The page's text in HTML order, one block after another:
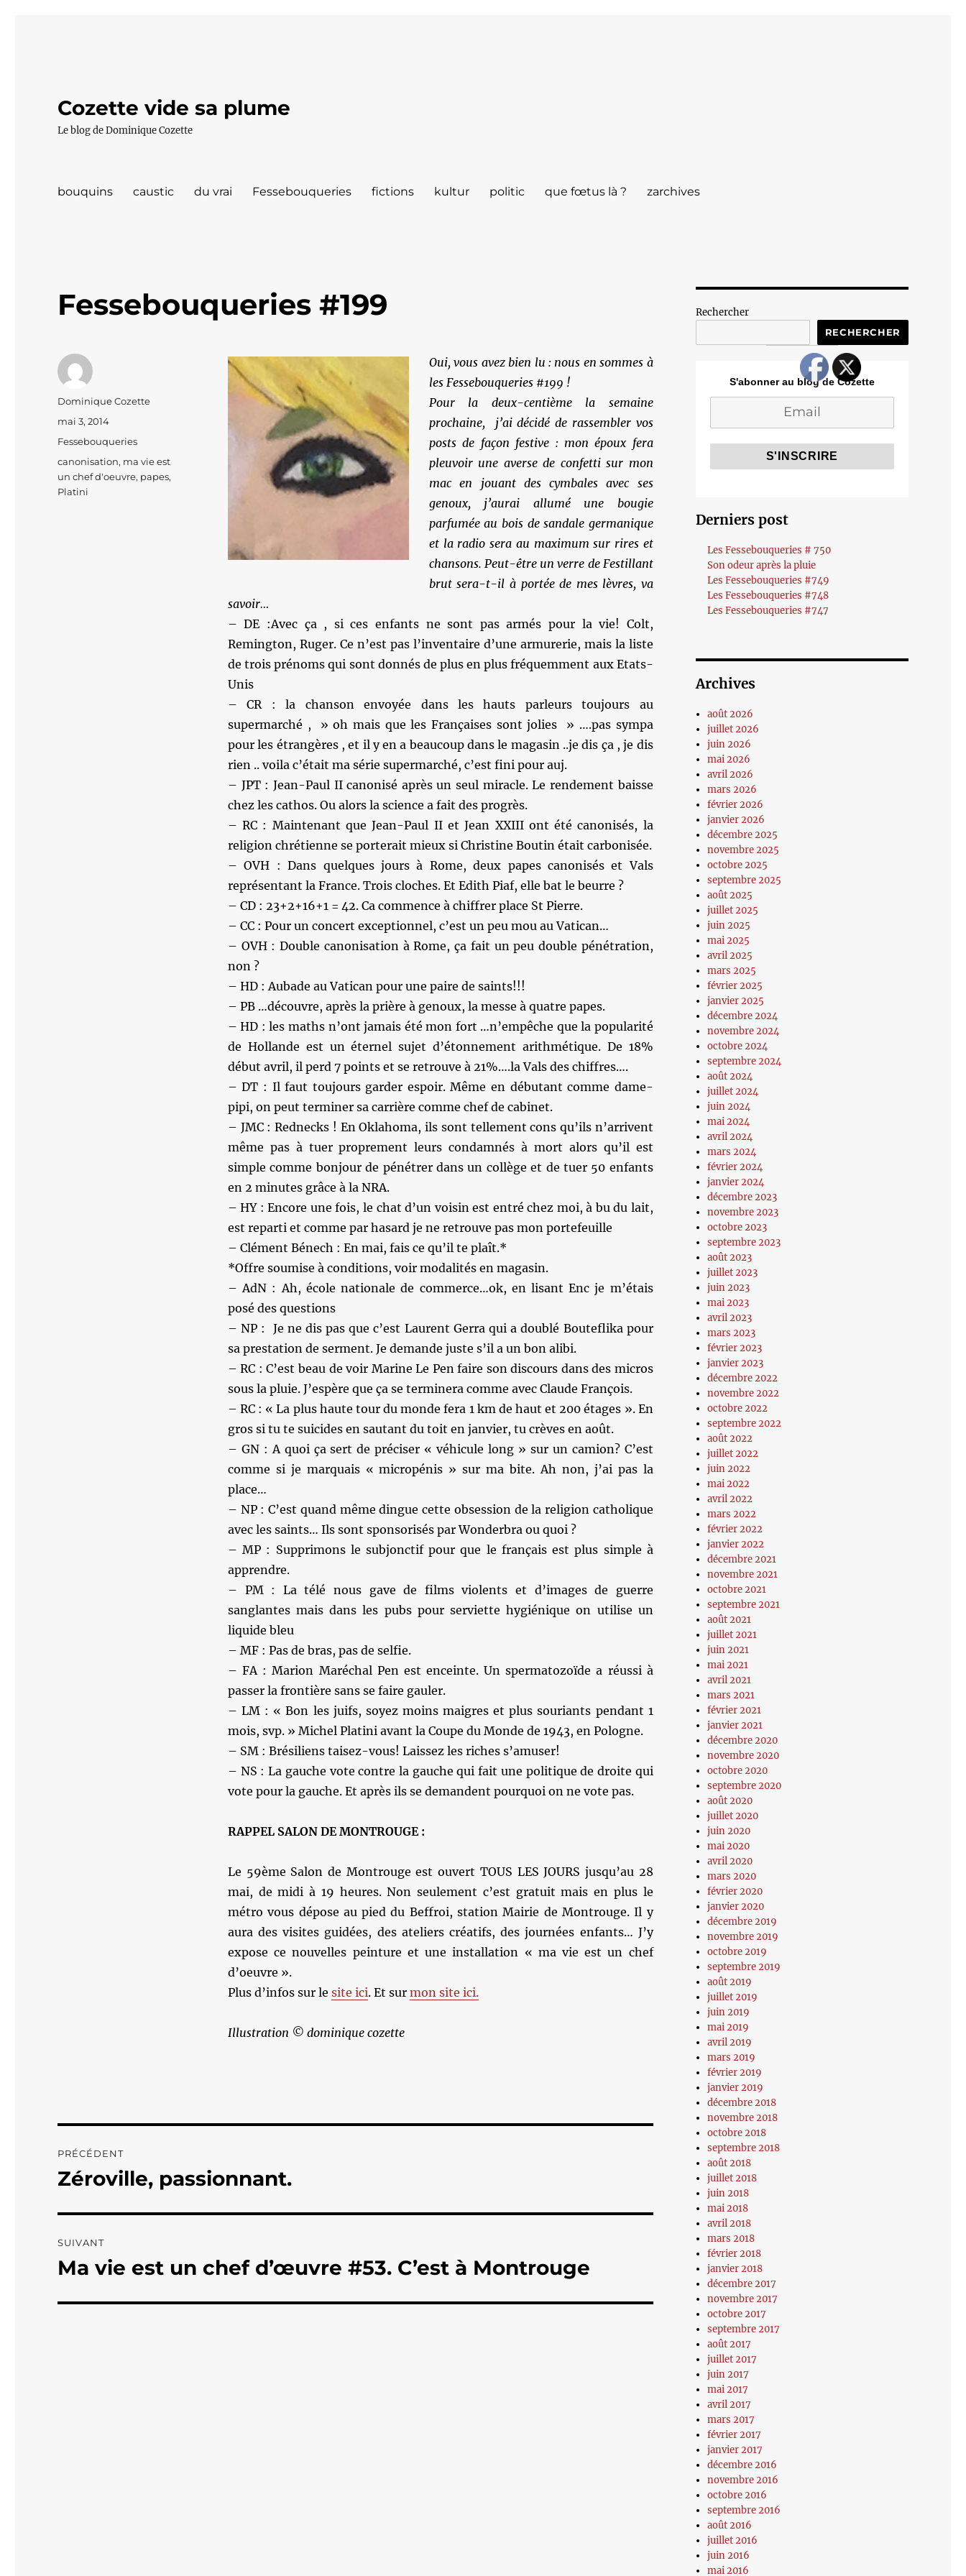
Cozette vide sa plume
Le blog de Dominique Cozette
bouquins caustic du vrai Fessebouqueries fictions kultur politic que fœtus là ? zarchives
Fessebouqueries #199
Oui, vous avez bien lu : nous en sommes à
les Fessebouqueries #199 !
Pour la deux-centième la semaine
prochaine, j’ai décidé de rassembler vos
posts de façon festive : mon époux fera
pleuvoir une averse de confetti sur mon
mac en jouant des cymbales avec ses
genoux, j’aurai allumé une bougie
parfumée au bois de sandale germanique
et la radio sera au maximum sur rires et
chansons. Peut-être un verre de Festillant
brut sera-t-il à portée de mes lèvres, va
savoir…
– DE :Avec ça , si ces enfants ne sont pas armés pour la vie! Colt,
Remington, Ruger. Ce n’est pas l’inventaire d’une armurerie, mais la liste
de trois prénoms qui sont donnés de plus en plus fréquemment aux Etats-
Unis
– CR : la chanson envoyée dans les hauts parleurs toujours au
supermarché , » oh mais que les Françaises sont jolies » ….pas sympa
pour les étrangères , et il y en a beaucoup dans le magasin ..je dis ça , je dis
rien .. voila c’était ma série supermarché, c’est fini pour auj.
– JPT : Jean-Paul II canonisé après un seul miracle. Le rendement baisse
chez les cathos. Ou alors la science a fait des progrès.
– RC : Maintenant que Jean-Paul II et Jean XXIII ont été canonisés, la
religion chrétienne se porterait mieux si Christine Boutin était carbonisée.
– OVH : Dans quelques jours à Rome, deux papes canonisés et Vals
représentant la France. Trois cloches. Et Edith Piaf, elle bat le beurre ?
– CD : 23+2+16+1 = 42. Ca commence à chiffrer place St Pierre.
– CC : Pour un concert exceptionnel, c’est un peu mou au Vatican…
– OVH : Double canonisation à Rome, ça fait un peu double pénétration,
non ?
– HD : Aubade au Vatican pour une paire de saints!!!
– PB …découvre, après la prière à genoux, la messe à quatre papes.
– HD : les maths n’ont jamais été mon fort …n’empêche que la popularité
de Hollande est un éternel sujet d’étonnement arithmétique. De 18%
début avril, il perd 7 points et se retrouve à 21%….la Vals des chiffres….
– DT : Il faut toujours garder espoir. Même en débutant comme dame-
pipi, on peut terminer sa carrière comme chef de cabinet.
– JMC : Rednecks ! En Oklahoma, ils sont tellement cons qu’ils n’arrivent
même pas à tuer proprement leurs condamnés à mort alors qu’il est
simple comme bonjour de pénétrer dans un collège et de tuer 50 enfants
en 2 minutes grâce à la NRA.
– HY : Encore une fois, le chat d’un voisin est entré chez moi, à bu du lait,
est reparti et comme par hasard je ne retrouve pas mon portefeuille
– Clément Bénech : En mai, fais ce qu’il te plaît.*
*Offre soumise à conditions, voir modalités en magasin.
– AdN : Ah, école nationale de commerce…ok, en lisant Enc je m’étais
posé des questions
– NP : Je ne dis pas que c’est Laurent Gerra qui a doublé Bouteflika pour
sa prestation de serment. Je demande juste s’il a un bon alibi.
– RC : C’est beau de voir Marine Le Pen faire son discours dans des micros
sous la pluie. J’espère que ça se terminera comme avec Claude François.
– RC : « La plus haute tour du monde fera 1 km de haut et 200 étages ». En
gros si tu te suicides en sautant du toit en janvier, tu crèves en août.
– GN : A quoi ça sert de préciser « véhicule long » sur un camion? C’est
comme si je marquais « micropénis » sur ma bite. Ah non, j’ai pas la
place…
– NP : C’est quand même dingue cette obsession de la religion catholique
avec les saints… Ils sont sponsorisés par Wonderbra ou quoi ?
– MP : Supprimons le subjonctif pour que le français est plus simple à
apprendre.
– PM : La télé nous gave de films violents et d’images de guerre
sanglantes mais dans les pubs pour serviette hygiénique on utilise un
liquide bleu
– MF : Pas de bras, pas de selfie.
– FA : Marion Maréchal Pen est enceinte. Un spermatozoïde a réussi à
passer la frontière sans se faire gauler.
– LM : « Bon les juifs, soyez moins maigres et plus souriants pendant 1
mois, svp. » Michel Platini avant la Coupe du Monde de 1943, en Pologne.
– SM : Brésiliens taisez-vous! Laissez les riches s’amuser!
– NS : La gauche vote contre la gauche qui fait une politique de droite qui
vote pour la gauche. Et après ils se demandent pourquoi on ne vote pas.
RAPPEL SALON DE MONTROUGE :
Le 59ème Salon de Montrouge est ouvert TOUS LES JOURS jusqu’au 28
mai, de midi à 19 heures. Non seulement c’est gratuit mais en plus le
métro vous dépose au pied du Beffroi, station Mairie de Montrouge. Il y
aura des visites guidées, des ateliers créatifs, des journées enfants… J’y
expose ce nouvelles peinture et une installation « ma vie est un chef
d’oeuvre ».
Plus d’infos sur le site ici. Et sur mon site ici.
Illustration © dominique cozette
Auteur
Dominique Cozette
Publié
mai 3, 2014
Catégories
Fessebouqueries
Étiquettes
canonisation, ma vie est
un chef d'oeuvre, papes,
Platini
de
PRÉCÉDENT
Publication
Zéroville, passionnant.
SUIVANT
Publication
Ma vie est un chef d’œuvre #53. C’est à Montrouge
Rechercher
RECHERCHER
S'abonner au blog de Cozette
Derniers post
Les Fessebouqueries # 750
Son odeur après la pluie
Les Fessebouqueries #749
Les Fessebouqueries #748
Les Fessebouqueries #747
Archives
août 2026
juillet 2026
juin 2026
mai 2026
avril 2026
mars 2026
février 2026
janvier 2026
décembre 2025
novembre 2025
octobre 2025
septembre 2025
août 2025
juillet 2025
juin 2025
mai 2025
avril 2025
mars 2025
février 2025
janvier 2025
décembre 2024
novembre 2024
octobre 2024
septembre 2024
août 2024
juillet 2024
juin 2024
mai 2024
avril 2024
mars 2024
février 2024
janvier 2024
décembre 2023
novembre 2023
octobre 2023
septembre 2023
août 2023
juillet 2023
juin 2023
mai 2023
avril 2023
mars 2023
février 2023
janvier 2023
décembre 2022
novembre 2022
octobre 2022
septembre 2022
août 2022
juillet 2022
juin 2022
mai 2022
avril 2022
mars 2022
février 2022
janvier 2022
décembre 2021
novembre 2021
octobre 2021
septembre 2021
août 2021
juillet 2021
juin 2021
mai 2021
avril 2021
mars 2021
février 2021
janvier 2021
décembre 2020
novembre 2020
octobre 2020
septembre 2020
août 2020
juillet 2020
juin 2020
mai 2020
avril 2020
mars 2020
février 2020
janvier 2020
décembre 2019
novembre 2019
octobre 2019
septembre 2019
août 2019
juillet 2019
juin 2019
mai 2019
avril 2019
mars 2019
février 2019
janvier 2019
décembre 2018
novembre 2018
octobre 2018
septembre 2018
août 2018
juillet 2018
juin 2018
mai 2018
avril 2018
mars 2018
février 2018
janvier 2018
décembre 2017
novembre 2017
octobre 2017
septembre 2017
août 2017
juillet 2017
juin 2017
mai 2017
avril 2017
mars 2017
février 2017
janvier 2017
décembre 2016
novembre 2016
octobre 2016
septembre 2016
août 2016
juillet 2016
juin 2016
mai 2016